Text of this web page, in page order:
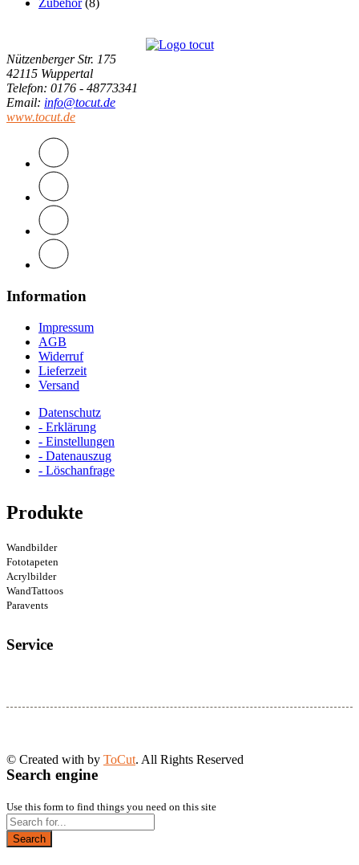
Zubehör (8)
Nützenberger Str. 175
42115 Wuppertal
Telefon: 0176 - 48773341
Email: info@tocut.de
www.tocut.de
Information
Impressum
AGB
Widerruf
Lieferzeit
Versand
Datenschutz
- Erklärung
- Einstellungen
- Datenauszug
- Löschanfrage
Produkte
Wandbilder
Fototapeten
Acrylbilder
WandTattoos
Paravents
Service
© Created with by ToCut. All Rights Reserved
Search engine
Use this form to find things you need on this site
Search